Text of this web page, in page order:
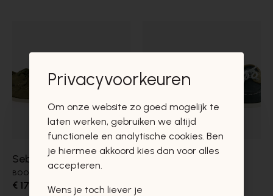
Sebago
BOOTSCHOENEN
€ 170,00
Privacyvoorkeuren
Om onze website zo goed mogelijk te
laten werken, gebruiken we altijd
functionele en analytische cookies. Ben
je hiermee akkoord kies dan voor alles
accepteren.
Wens je toch liever je